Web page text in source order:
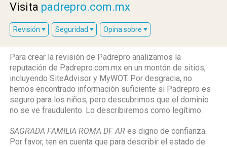
Visita padrepro.com.mx
Revisión Seguridad Opina sobre
Para crear la revisión de Padrepro analizamos la
reputación de Padrepro.com.mx en un montón de sitios,
incluyendo SiteAdvisor y MyWOT. Por desgracia, no
hemos encontrado información suficiente si Padrepro es
seguro para los niños, pero descubrimos que el dominio
no se ve fraudulento. Lo describiremos como legítimo.
SAGRADA FAMILIA ROMA DF AR es digno de confianza.
Por favor, ten en cuenta que para describir el estado de